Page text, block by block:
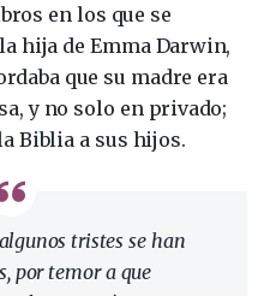
en los que se
hija de Emma Darwin,
que su madre era
y no solo en privado;
Biblia a sus hijos.
tristes se han
por temor a que